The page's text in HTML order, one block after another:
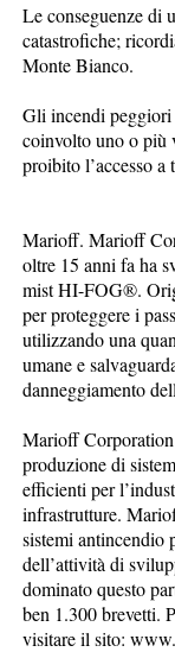
Le conseguenze di
catastrofiche;
Monte Bianco.
Gli incendi peggiori
coinvolto uno o più
proibito l’accesso
Marioff. Marioff
oltre 15 anni fa ha
mist HI-FOG®.
per proteggere i
utilizzando una
umane e
danneggiamento
Marioff Corporation
produzione di
efficienti per
infrastrutture.
sistemi antincendio
dell’attività di
dominato questo
ben 1.300 brevetti.
visitare il sito: